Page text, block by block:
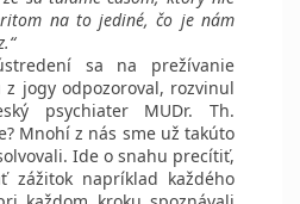
na to jediné, čo je nám
sa na prežívanie
jogy odpozoroval, rozvinul
psychiater MUDr. Th.
Mnohí z nás sme už takúto
Ide o snahu precítiť,
zážitok napríklad každého